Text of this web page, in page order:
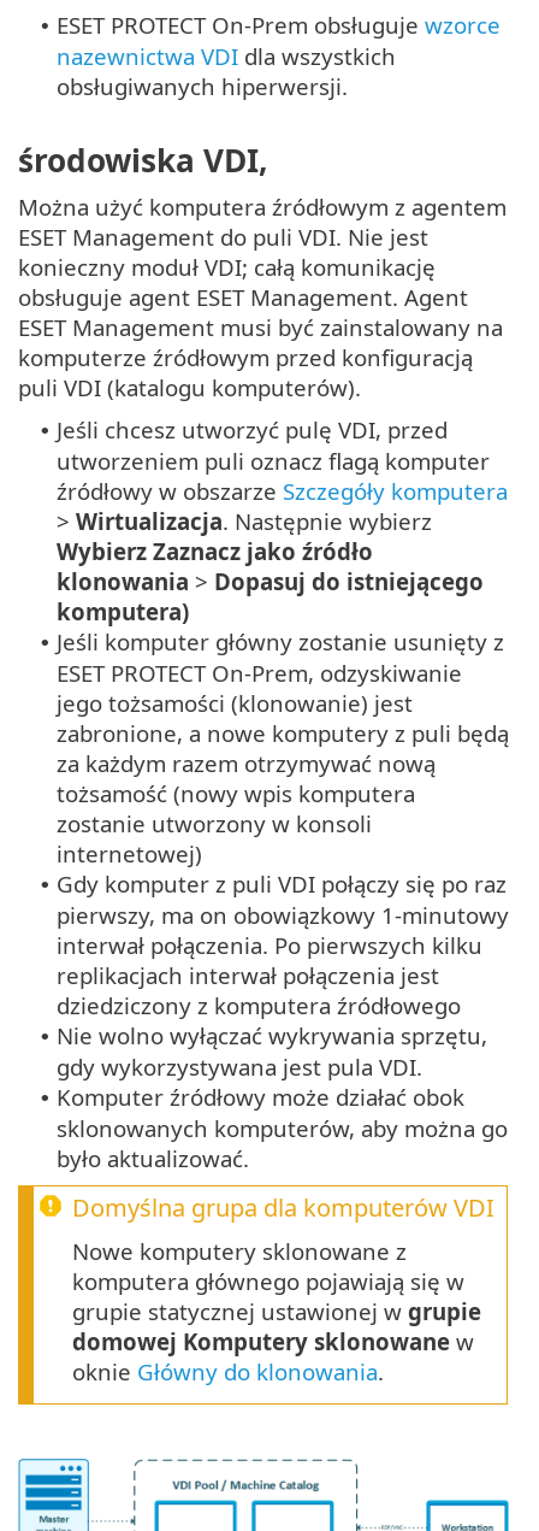
• ESET PROTECT On-Prem obsługuje wzorce
nazewnictwa VDI dla wszystkich
obsługiwanych hiperwersji.
środowiska VDI,
Można użyć komputera źródłowym z agentem
ESET Management do puli VDI. Nie jest
konieczny moduł VDI; całą komunikację
obsługuje agent ESET Management. Agent
ESET Management musi być zainstalowany na
komputerze źródłowym przed konfiguracją
puli VDI (katalogu komputerów).
• Jeśli chcesz utworzyć pulę VDI, przed
utworzeniem puli oznacz flagą komputer
źródłowy w obszarze Szczegóły komputera
> Wirtualizacja. Następnie wybierz
Wybierz Zaznacz jako źródło
klonowania > Dopasuj do istniejącego
komputera)
• Jeśli komputer główny zostanie usunięty z
ESET PROTECT On-Prem, odzyskiwanie
jego tożsamości (klonowanie) jest
zabronione, a nowe komputery z puli będą
za każdym razem otrzymywać nową
tożsamość (nowy wpis komputera
zostanie utworzony w konsoli
internetowej)
• Gdy komputer z puli VDI połączy się po raz
pierwszy, ma on obowiązkowy 1-minutowy
interwał połączenia. Po pierwszych kilku
replikacjach interwał połączenia jest
dziedziczony z komputera źródłowego
• Nie wolno wyłączać wykrywania sprzętu,
gdy wykorzystywana jest pula VDI.
• Komputer źródłowy może działać obok
sklonowanych komputerów, aby można go
było aktualizować.
Domyślna grupa dla komputerów VDI
Nowe komputery sklonowane z
komputera głównego pojawiają się w
grupie statycznej ustawionej w grupie
domowej Komputery sklonowane w
oknie Główny do klonowania.